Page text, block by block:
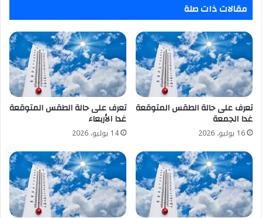
مقالات ذات صلة
تعرف على حالة الطقس المتوقعة
غدا الجمعة
16 يوليو، 2026
تعرف على حالة الطقس المتوقعة
غدا الأربعاء
14 يوليو، 2026